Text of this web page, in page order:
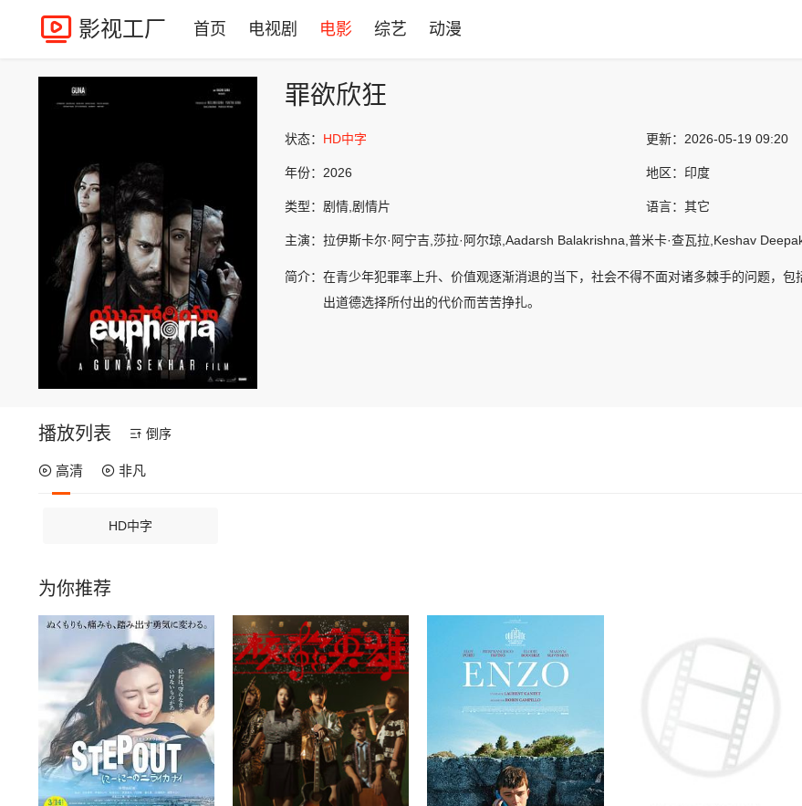
影视工厂 首页 电视剧 电影 综艺 动漫
罪欲欣狂
状态： HD中字 更新： 2026-05-19 09:20
年份： 2026 地区： 印度
类型： 剧情,剧情片 语言： 其它
主演： 拉伊斯卡尔·阿宁吉,莎拉·阿尔琼,Aadarsh Balakrishna,普米卡·查瓦拉,Keshav
简介： 在青少年犯罪率上升、价值观逐渐消退的当下，社会不得不面对诸多棘手的问题，
出道德选择所付出的代价而苦苦挣扎。
播放列表 倒序
高清 非凡
HD中字
为你推荐